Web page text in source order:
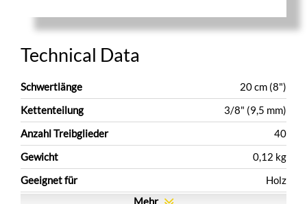
Technical Data
Schwertlänge
20 cm (8")
Kettenteilung
3/8" (9,5 mm)
Anzahl Treibglieder
40
Gewicht
0,12 kg
Geeignet für
Holz
Mehr